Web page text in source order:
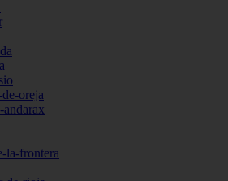
oreja
la-frontera